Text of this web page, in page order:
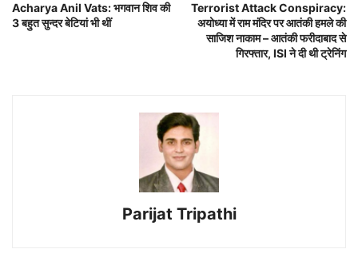
Acharya Anil Vats: भगवान शिव की
3 बहुत सुन्दर बेटियां भी थीं
Terrorist Attack Conspiracy:
अयोध्या में राम मंदिर पर आतंकी हमले की
साजिश नाकाम – आतंकी फरीदाबाद से
गिरफ्तार, ISI ने दी थी ट्रेनिंग
Parijat Tripathi